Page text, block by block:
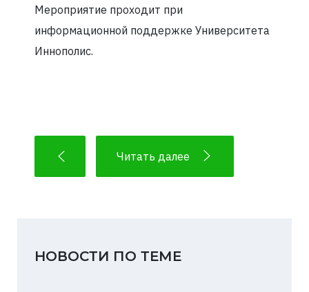
Мероприятие проходит при
информационной поддержке Университета
Иннополис.
Читать далее
НОВОСТИ ПО ТЕМЕ